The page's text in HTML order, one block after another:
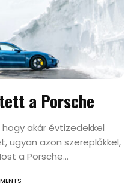
a Porsche
akár évtizedekkel
ugyan azon szereplőkkel,
a Porsche...